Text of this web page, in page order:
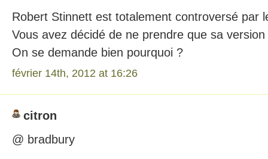
Robert Stinnett est totalement controversé par
Vous avez décidé de ne prendre que sa version
On se demande bien pourquoi ?
février 14th, 2012 at 16:26
citron
@ bradbury